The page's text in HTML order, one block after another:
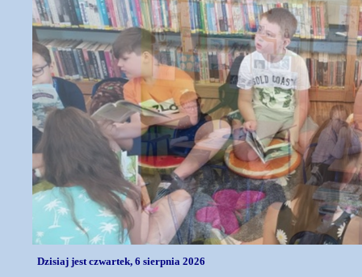
Czytamy książki...
Dzisiaj jest czwartek, 6 sierpnia 2026